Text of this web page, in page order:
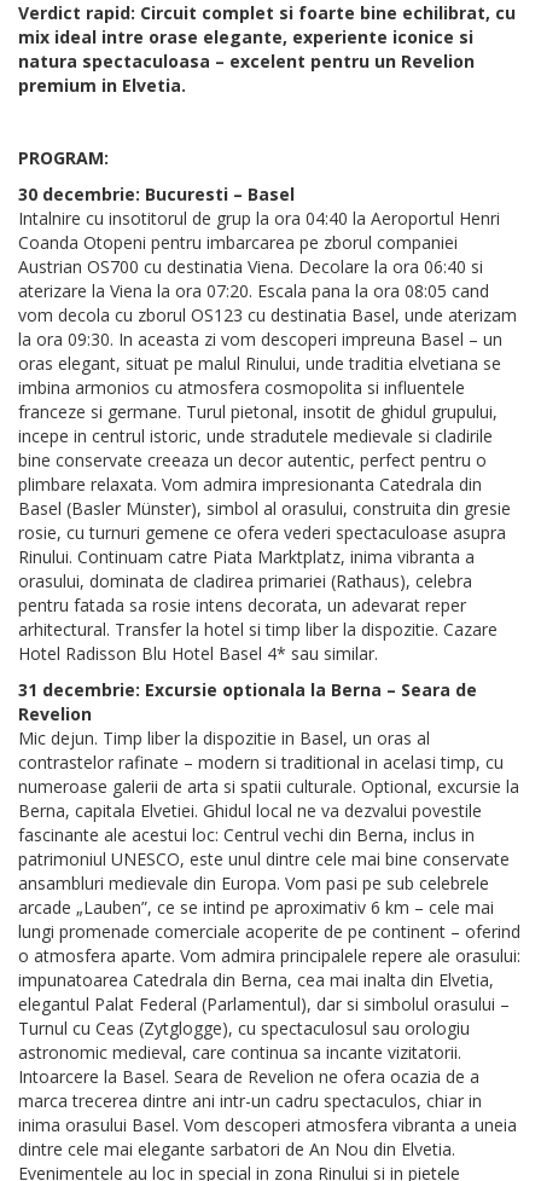
Verdict rapid: Circuit complet si foarte bine echilibrat, cu
mix ideal intre orase elegante, experiente iconice si
natura spectaculoasa – excelent pentru un Revelion
premium in Elvetia.
PROGRAM:
30 decembrie: Bucuresti – Basel
Intalnire cu insotitorul de grup la ora 04:40 la Aeroportul Henri
Coanda Otopeni pentru imbarcarea pe zborul companiei
Austrian OS700 cu destinatia Viena. Decolare la ora 06:40 si
aterizare la Viena la ora 07:20. Escala pana la ora 08:05 cand
vom decola cu zborul OS123 cu destinatia Basel, unde aterizam
la ora 09:30. In aceasta zi vom descoperi impreuna Basel – un
oras elegant, situat pe malul Rinului, unde traditia elvetiana se
imbina armonios cu atmosfera cosmopolita si influentele
franceze si germane. Turul pietonal, insotit de ghidul grupului,
incepe in centrul istoric, unde stradutele medievale si cladirile
bine conservate creeaza un decor autentic, perfect pentru o
plimbare relaxata. Vom admira impresionanta Catedrala din
Basel (Basler Münster), simbol al orasului, construita din gresie
rosie, cu turnuri gemene ce ofera vederi spectaculoase asupra
Rinului. Continuam catre Piata Marktplatz, inima vibranta a
orasului, dominata de cladirea primariei (Rathaus), celebra
pentru fatada sa rosie intens decorata, un adevarat reper
arhitectural. Transfer la hotel si timp liber la dispozitie. Cazare
Hotel Radisson Blu Hotel Basel 4* sau similar.
31 decembrie: Excursie optionala la Berna – Seara de
Revelion
Mic dejun. Timp liber la dispozitie in Basel, un oras al
contrastelor rafinate – modern si traditional in acelasi timp, cu
numeroase galerii de arta si spatii culturale. Optional, excursie la
Berna, capitala Elvetiei. Ghidul local ne va dezvalui povestile
fascinante ale acestui loc: Centrul vechi din Berna, inclus in
patrimoniul UNESCO, este unul dintre cele mai bine conservate
ansambluri medievale din Europa. Vom pasi pe sub celebrele
arcade „Lauben”, ce se intind pe aproximativ 6 km – cele mai
lungi promenade comerciale acoperite de pe continent – oferind
o atmosfera aparte. Vom admira principalele repere ale orasului:
impunatoarea Catedrala din Berna, cea mai inalta din Elvetia,
elegantul Palat Federal (Parlamentul), dar si simbolul orasului –
Turnul cu Ceas (Zytglogge), cu spectaculosul sau orologiu
astronomic medieval, care continua sa incante vizitatorii.
Intoarcere la Basel. Seara de Revelion ne ofera ocazia de a
marca trecerea dintre ani intr-un cadru spectaculos, chiar in
inima orasului Basel. Vom descoperi atmosfera vibranta a uneia
dintre cele mai elegante sarbatori de An Nou din Elvetia.
Evenimentele au loc in special in zona Rinului si in pietele